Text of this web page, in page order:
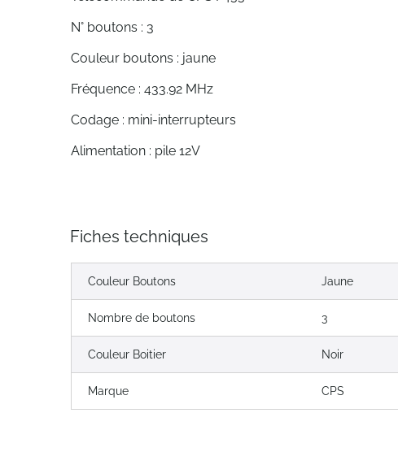
N° boutons : 3
Couleur boutons : jaune
Fréquence : 433.92 MHz
Codage : mini-interrupteurs
Alimentation : pile 12V
Fiches techniques
Couleur Boutons Jaune
Nombre de boutons 3
Couleur Boitier Noir
Marque CPS